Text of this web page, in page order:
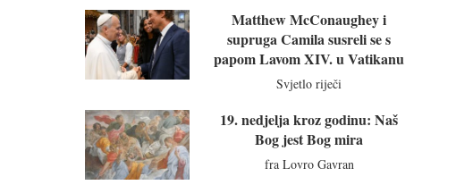
Matthew McConaughey i
supruga Camila susreli se s
papom Lavom XIV. u Vatikanu
Svjetlo riječi
19. nedjelja kroz godinu: Naš
Bog jest Bog mira
fra Lovro Gavran